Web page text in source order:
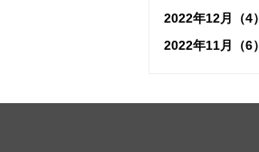
2022年12月（4）
2022年11月（6）